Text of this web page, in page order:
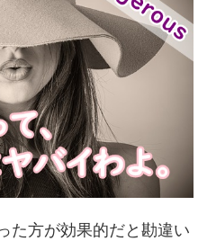
た方が効果的だと勘違い